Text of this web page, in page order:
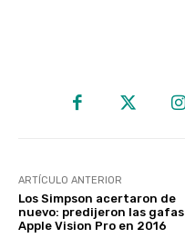
ARTÍCULO ANTERIOR
Los Simpson acertaron de
nuevo: predijeron las gafas
Apple Vision Pro en 2016